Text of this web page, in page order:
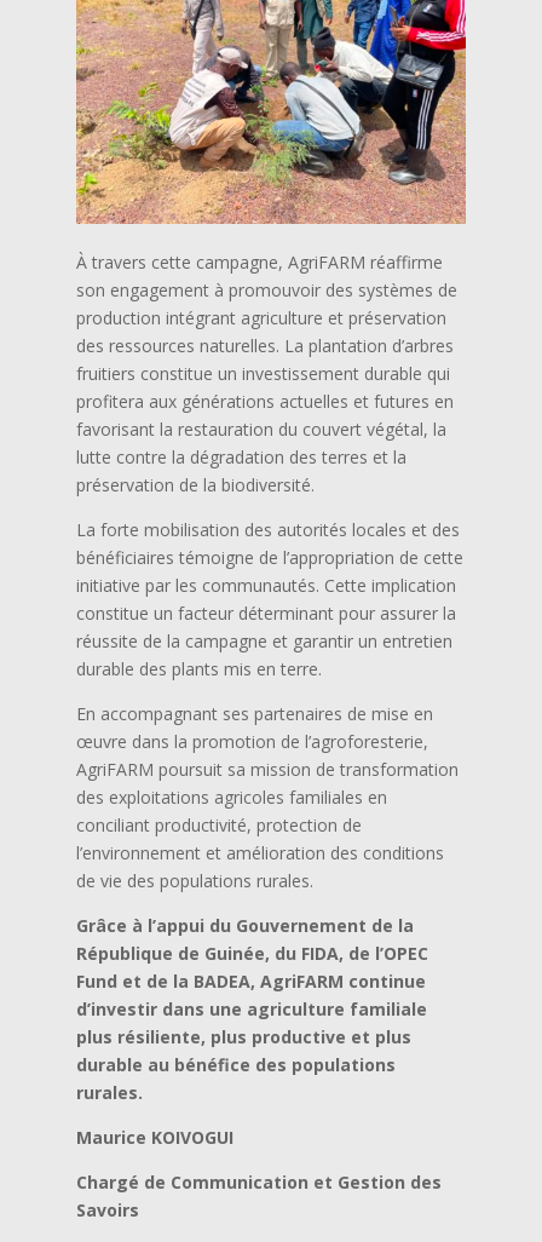
À travers cette campagne, AgriFARM réaffirme
son engagement à promouvoir des systèmes de
production intégrant agriculture et préservation
des ressources naturelles. La plantation d’arbres
fruitiers constitue un investissement durable qui
profitera aux générations actuelles et futures en
favorisant la restauration du couvert végétal, la
lutte contre la dégradation des terres et la
préservation de la biodiversité.
La forte mobilisation des autorités locales et des
bénéficiaires témoigne de l’appropriation de cette
initiative par les communautés. Cette implication
constitue un facteur déterminant pour assurer la
réussite de la campagne et garantir un entretien
durable des plants mis en terre.
En accompagnant ses partenaires de mise en
œuvre dans la promotion de l’agroforesterie,
AgriFARM poursuit sa mission de transformation
des exploitations agricoles familiales en
conciliant productivité, protection de
l’environnement et amélioration des conditions
de vie des populations rurales.
Grâce à l’appui du Gouvernement de la
République de Guinée, du FIDA, de l’OPEC
Fund et de la BADEA, AgriFARM continue
d’investir dans une agriculture familiale
plus résiliente, plus productive et plus
durable au bénéfice des populations
rurales.
Maurice KOIVOGUI
Chargé de Communication et Gestion des
Savoirs